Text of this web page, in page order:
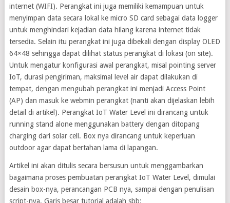
internet (WIFI). Perangkat ini juga memiliki kemampuan untuk
menyimpan data secara lokal ke micro SD card sebagai data logger
untuk menghindari kejadian data hilang karena internet tidak
tersedia. Selain itu perangkat ini juga dibekali dengan display OLED
64×48 sehingga dapat dilihat status perangkat di lokasi (on site).
Untuk mengatur konfigurasi awal perangkat, misal pointing server
IoT, durasi pengiriman, maksimal level air dapat dilakukan di
tempat, dengan mengubah perangkat ini menjadi Access Point
(AP) dan masuk ke webmin perangkat (nanti akan dijelaskan lebih
detail di artikel). Perangkat IoT Water Level ini dirancang untuk
running stand alone menggunakan battery dengan ditopang
charging dari solar cell. Box nya dirancang untuk keperluan
outdoor agar dapat bertahan lama di lapangan.
Artikel ini akan ditulis secara bersusun untuk menggambarkan
bagaimana proses pembuatan perangkat IoT Water Level, dimulai
desain box-nya, perancangan PCB nya, sampai dengan penulisan
script-nya. Garis besar tutorial adalah sbb: